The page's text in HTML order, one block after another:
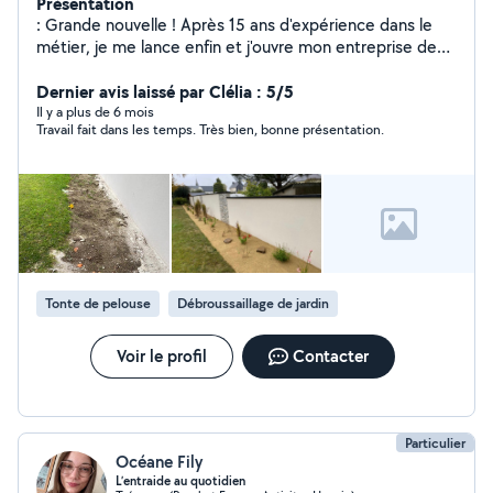
: Grande nouvelle ! Après 15 ans d'expérience dans le
métier, je me lance enfin et j'ouvre mon entreprise de
j'attendais avec impatience, et je suis ravi de pouvoir
vous proposer mes services pour entretenir et embellir
vos jardins, avec sérieux et passion. Petit plus : mes
personne, ce qui signifie qu'elles sont déductibles de
vos impôts à 50 %
Dernier avis laissé par Clélia : 5/5
Il y a plus de 6 mois
Travail fait dans les temps. Très bien, bonne présentation.
Tonte de pelouse Débroussaillage de jardin
Voir le profil Contacter
Particulier
Océane Fily
L’entraide au quotidien